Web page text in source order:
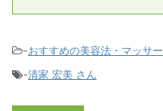
-おすすめの美容法・マッサ
-清家 宏美 さん